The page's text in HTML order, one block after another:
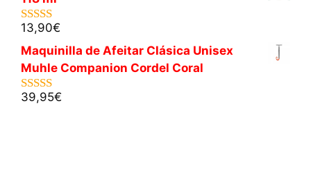
5.00de 5
13,90€
Maquinilla de Afeitar Clásica Unisex
Muhle Companion Cordel Coral
5.00de 5
39,95€